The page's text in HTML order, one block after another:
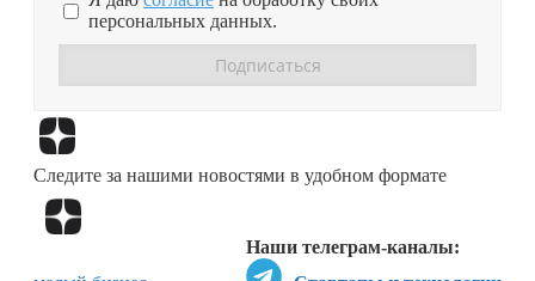
персональных данных.
Следите за нашими новостями в удобном формате
Наши телеграм-каналы: